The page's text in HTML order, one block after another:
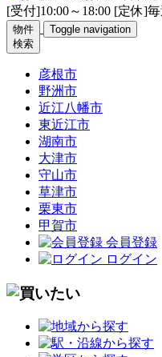
物件
検索
Toggle navigation
彦根市
野洲市
近江八幡市
東近江市
湖南市
大津市
守山市
草津市
栗東市
甲賀市
会員登録
ログイン